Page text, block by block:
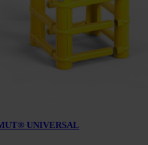
UNIVERSAL